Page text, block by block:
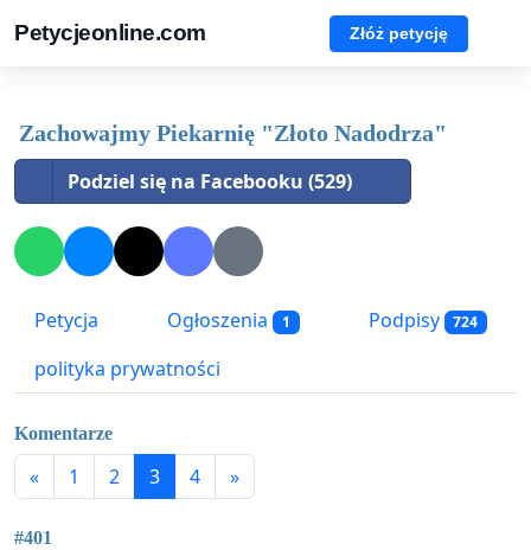
Petycjeonline.com Złóż petycję
Zachowajmy Piekarnię "Złoto Nadodrza"
Podziel się na Facebooku (529)
Petycja Ogłoszenia 1 Podpisy 724
polityka prywatności
Komentarze
« 1 2 3 4 »
#401